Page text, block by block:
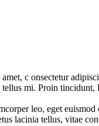
c onsectetur
mi. Proin
leo, eget
lacinia tellus, vitae